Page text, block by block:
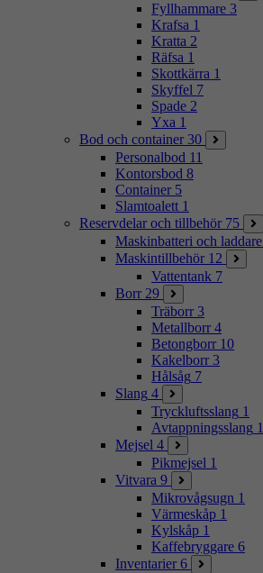
Fyllhammare 3
Krafsa 1
Kratta 2
Räfsa 1
Skottkärra 1
Skyffel 7
Spade 2
Yxa 1
Bod och container 30
Personalbod 11
Kontorsbod 8
Container 5
Slamtoalett 1
Reservdelar och tillbehör 75
Maskinbatteri och laddare
Maskintillbehör 12
Vattentank 7
Borr 29
Träborr 3
Metallborr 4
Betongborr 10
Kakelborr 3
Hålsåg 7
Slang 4
Tryckluftsslang 1
Avtappningsslang 1
Mejsel 4
Pikmejsel 1
Vitvara 9
Mikrovågsugn 1
Värmeskåp 1
Kylskåp 1
Kaffebryggare 6
Inventarier 6